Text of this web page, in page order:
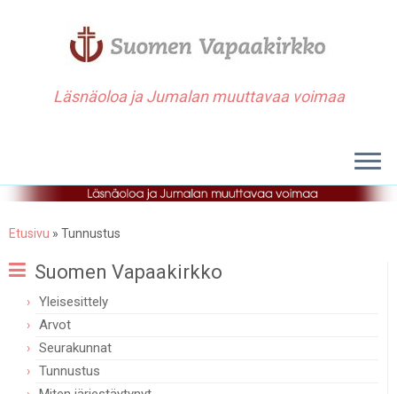
Läsnäoloa ja Jumalan muuttavaa voimaa
Etusivu » Tunnustus
Suomen Vapaakirkko
Yleisesittely
Arvot
Seurakunnat
Tunnustus